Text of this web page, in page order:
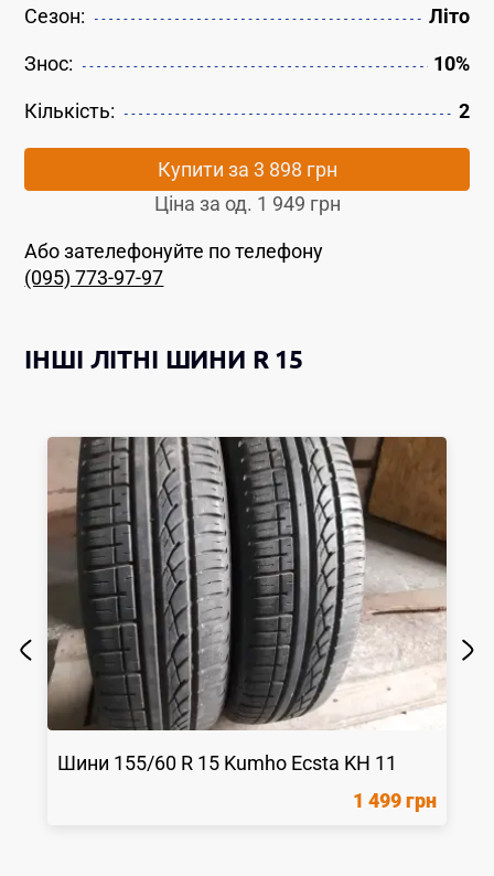
Сезон: Літо
Знос: 10%
Кількість: 2
Купити за 3 898 грн
Ціна за од. 1 949 грн
Або зателефонуйте по телефону
(095) 773-97-97
ІНШІ ЛІТНІ ШИНИ R 15
Шини 155/60 R 15 Kumho Ecsta KH 11
1 499 грн